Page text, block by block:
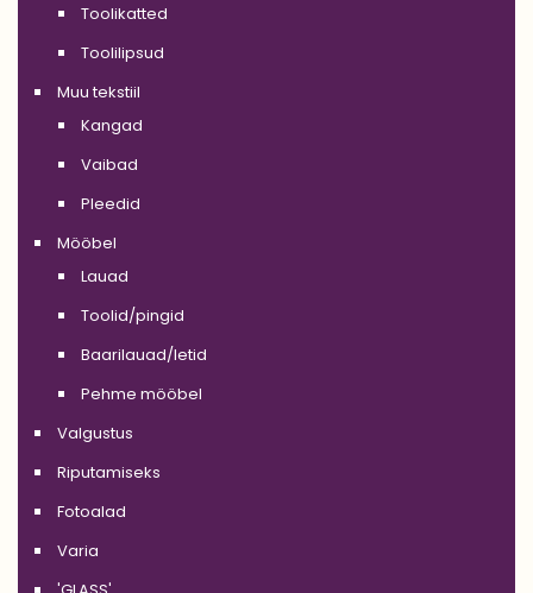
Toolikatted
Toolilipsud
Muu tekstiil
Kangad
Vaibad
Pleedid
Mööbel
Lauad
Toolid/pingid
Baarilauad/letid
Pehme mööbel
Valgustus
Riputamiseks
Fotoalad
Varia